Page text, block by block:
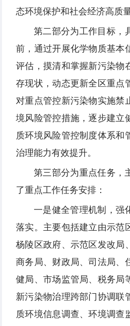
态环境保护和社会经济高质
第二部分为工作目标，
前，通过开展化学物质基本
评估，摸清和掌握新污染物
存现状，动态更新全区重点
对重点管控新污染物实施禁
境风险管控措施，逐步建立
质环境风险管控制度体系和
治理能力有效提升。
第三部分为重点任务，
了重点工作任务安排：
一是健全管理机制，强
落实。主要包括建立由示范
杨陵区政府、示范区发改局
商务局、财政局、司法局、
健局、市场监管局、税务局
新污染物治理跨部门协调联
质环境信息调查、环境调查